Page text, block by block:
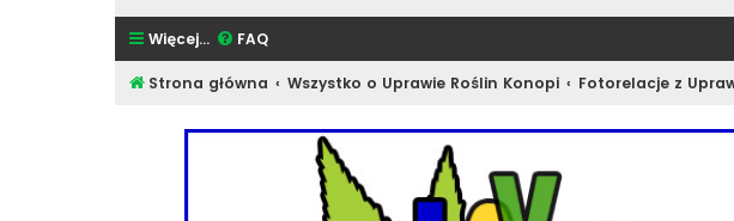
Więcej… FAQ
Strona główna Wszystko o Uprawie Roślin Konopi Fotorelacje z